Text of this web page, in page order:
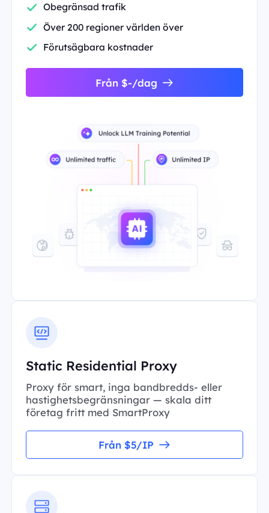
Obegränsad trafik
Över 200 regioner världen över
Förutsägbara kostnader
Från $-/dag
Static Residential Proxy
Proxy för smart, inga bandbredds- eller
hastighetsbegränsningar — skala ditt
företag fritt med SmartProxy
Från $5/IP